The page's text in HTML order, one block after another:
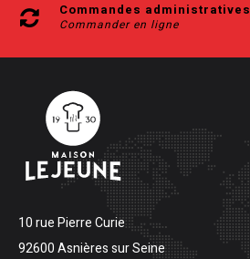
Commandes administratives
Commander en ligne
10 rue Pierre Curie
92600 Asnières sur Seine